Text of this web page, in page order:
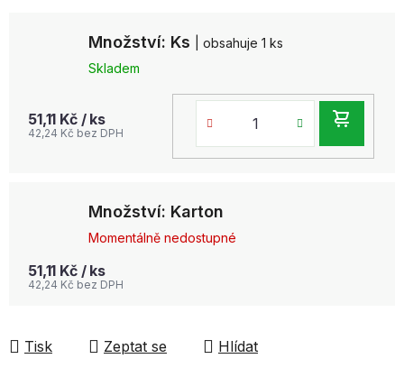
Množství: Ks
| obsahuje 1 ks
Skladem
51,11 Kč / ks
42,24 Kč bez DPH
Množství: Karton
Momentálně nedostupné
51,11 Kč / ks
42,24 Kč bez DPH
Tisk Zeptat se Hlídat